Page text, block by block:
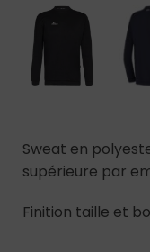
Sweat en
supérieure par
Finition taille et